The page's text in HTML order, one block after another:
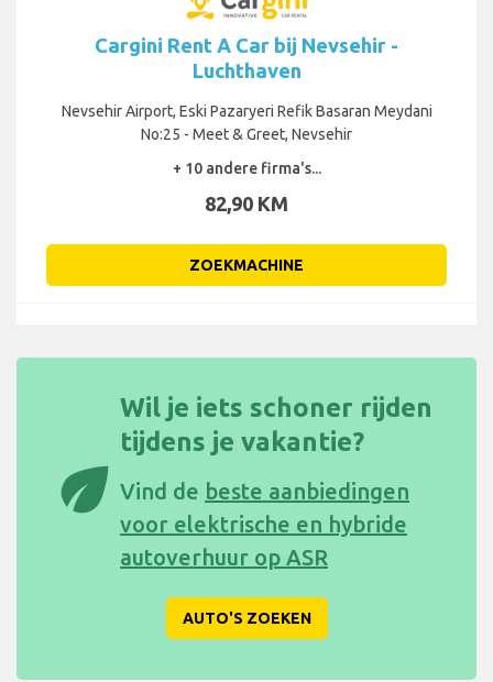
Cargini Rent A Car bij Nevsehir -
Luchthaven
Nevsehir Airport, Eski Pazaryeri Refik Basaran Meydani
No:25 - Meet & Greet, Nevsehir
+ 10 andere firma's...
82,90 KM
ZOEKMACHINE
eco
Wil je iets schoner rijden
tijdens je vakantie?
Vind de beste aanbiedingen
voor elektrische en hybride
autoverhuur op ASR
AUTO'S ZOEKEN